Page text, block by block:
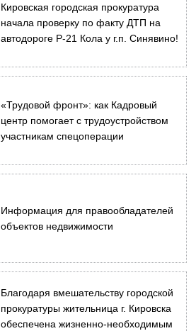
Кировская городская прокуратура
начала проверку по факту ДТП на
автодороге Р-21 Кола у г.п. Синявино!
«Трудовой фронт»: как Кадровый
центр помогает с трудоустройством
участникам спецоперации
Информация для правообладателей
объектов недвижимости
Благодаря вмешательству городской
прокуратуры жительница г. Кировска
обеспечена жизненно-необходимым